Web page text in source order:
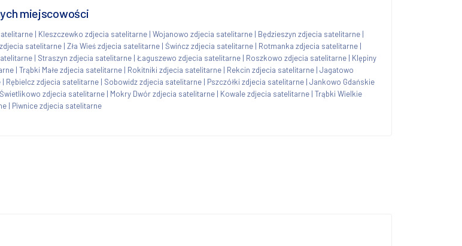
miejscowości
| Kleszczewko zdjecia satelitarne | Wojanowo zdjecia satelitarne | Będzieszyn zdjecia satelitarne |
satelitarne | Zła Wieś zdjecia satelitarne | Świńcz zdjecia satelitarne | Rotmanka zdjecia satelitarne |
| Straszyn zdjecia satelitarne | Łaguszewo zdjecia satelitarne | Roszkowo zdjecia satelitarne | Klępiny
| Trąbki Małe zdjecia satelitarne | Rokitniki zdjecia satelitarne | Rekcin zdjecia satelitarne | Jagatowo
| Rębielcz zdjecia satelitarne | Sobowidz zdjecia satelitarne | Pszczółki zdjecia satelitarne | Jankowo Gdańskie
Świetlikowo zdjecia satelitarne | Mokry Dwór zdjecia satelitarne | Kowale zdjecia satelitarne | Trąbki Wielkie
| Piwnice zdjecia satelitarne